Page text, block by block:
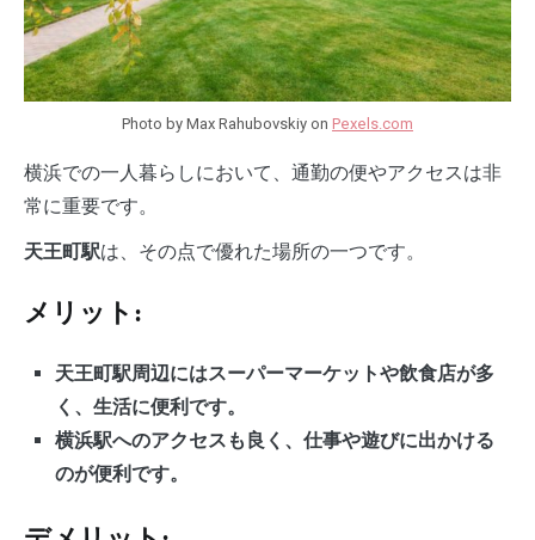
Photo by Max Rahubovskiy on Pexels.com
横浜での一人暮らしにおいて、通勤の便やアクセスは非
常に重要です。
天王町駅は、その点で優れた場所の一つです。
メリット:
天王町駅周辺にはスーパーマーケットや飲食店が多
く、生活に便利です。
横浜駅へのアクセスも良く、仕事や遊びに出かける
のが便利です。